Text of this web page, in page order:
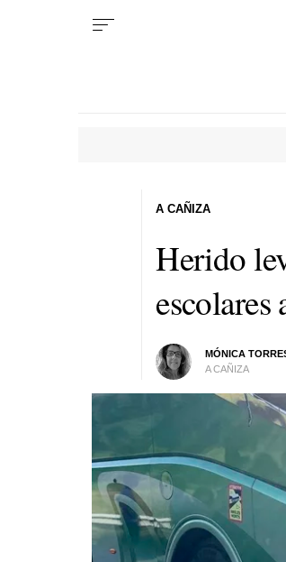
Herido
MÓNICA
A CAÑIZA
A CAÑIZA